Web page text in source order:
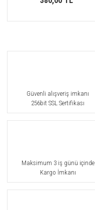
Güvenli alışveriş imkanı
256bit SSL Sertifikası
Maksimum 3 iş günü içinde
Kargo İmkanı